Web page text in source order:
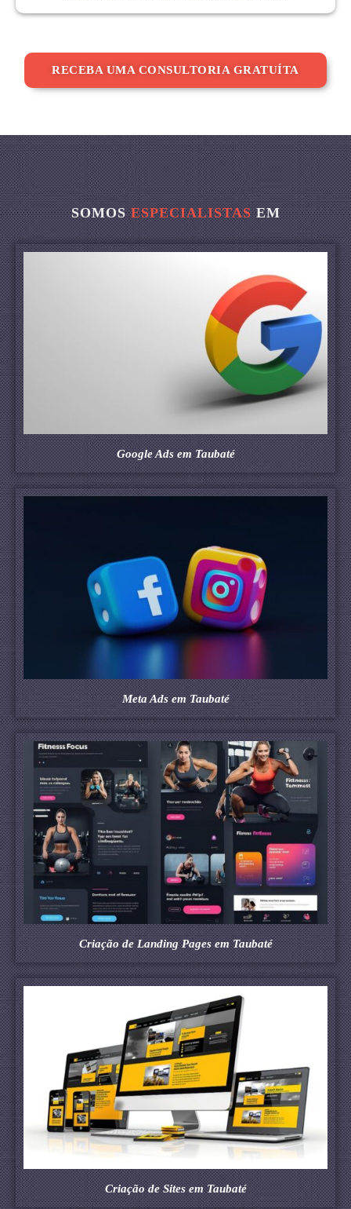
RECEBA UMA CONSULTORIA GRATUÍTA
SOMOSESPECIALISTASEM
Google Ads em Taubaté
Meta Ads em Taubaté
Criação de Landing Pages em Taubaté
Criação de Sites em Taubaté